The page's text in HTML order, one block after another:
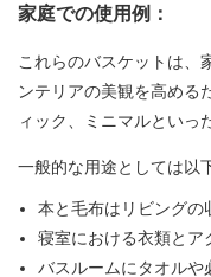
家庭での使用例：
これらのバスケットは、
ンテリアの美観を高める
ィック、ミニマルといっ
一般的な用途としては以
本と毛布はリビングの
寝室における衣類とア
バスルームにタオルや